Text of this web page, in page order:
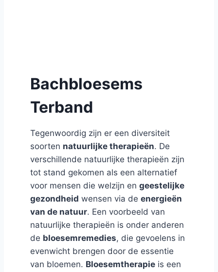
Bachbloesems
Terband
Tegenwoordig zijn er een diversiteit
soorten natuurlijke therapieën. De
verschillende natuurlijke therapieën zijn
tot stand gekomen als een alternatief
voor mensen die welzijn en geestelijke
gezondheid wensen via de energieën
van de natuur. Een voorbeeld van
natuurlijke therapieën is onder anderen
de bloesemremedies, die gevoelens in
evenwicht brengen door de essentie
van bloemen. Bloesemtherapie is een